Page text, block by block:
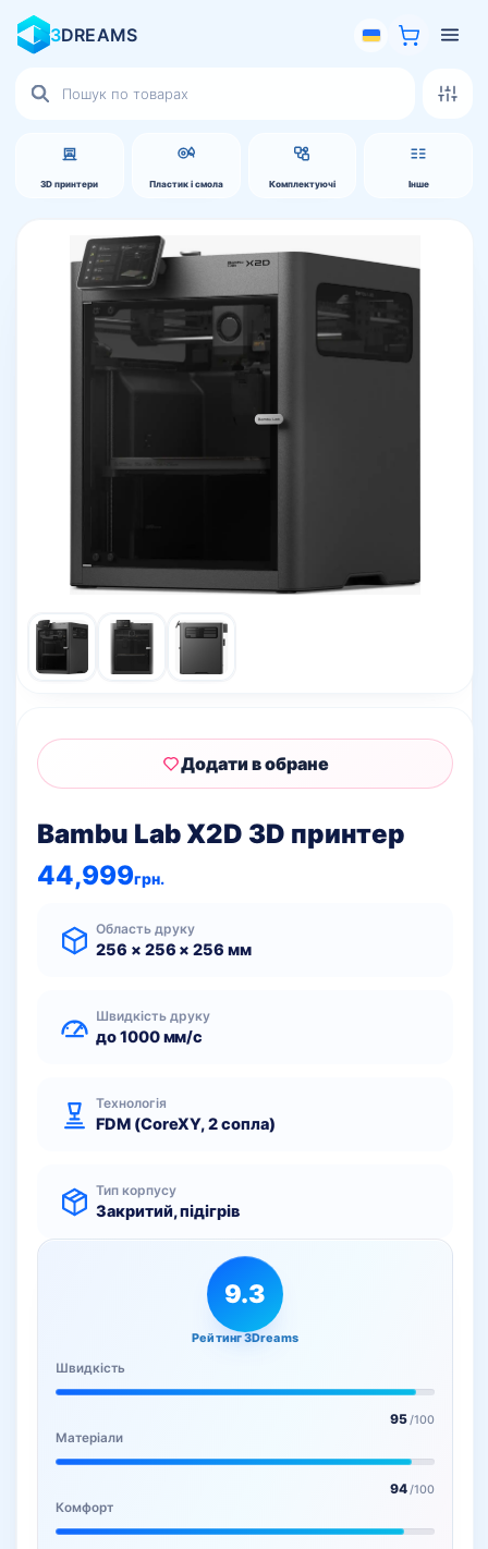
3DREAMS
3D принтери Пластик і смола Комплектуючі Інше
товарів
Bambu Lab X2D 3D принтер
44,999грн.
Область друку
256 × 256 × 256 мм
Швидкість друку
до 1000 мм/с
Технологія
FDM (CoreXY, 2 сопла)
Тип корпусу
Закритий, підігрів
9.3
Рейтинг 3Dreams
Швидкість
95/100
Матеріали
94/100
Комфорт
Додати в обране